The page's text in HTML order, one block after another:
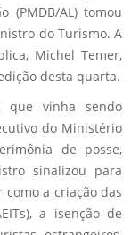
(PMDB/AL) tomou
do Turismo. A
Michel Temer,
desta quarta.
que vinha sendo
do Ministério
de posse,
sinalizou para
a criação das
a isenção de